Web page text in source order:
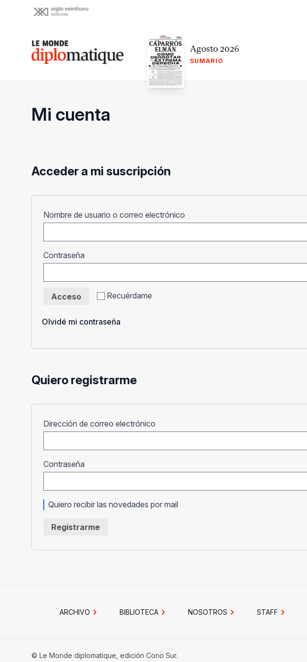
Le monde diplomatique Agosto 2026
SUMARIO
Mi cuenta
Acceder a mi suscripción
Nombre de usuario o correo electrónico
Contraseña
Recuérdame
Acceso
Olvidé mi contraseña
Quiero registrarme
Dirección de correo electrónico
Contraseña
Quiero recibir las novedades por mail
Registrarme
ARCHIVO BIBLIOTECA NOSOTROS STAFF
© Le Monde diplomatique, edición Cono Sur.